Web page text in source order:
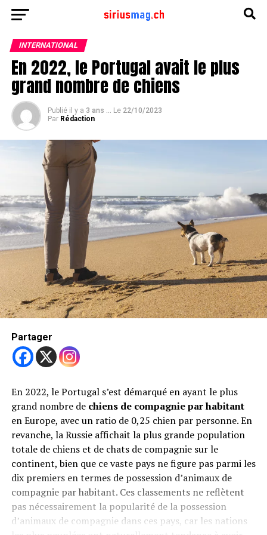
INTERNATIONAL
En 2022, le Portugal avait le plus
grand nombre de chiens
Publié il y a 3 ans ... Le 22/10/2023
Par Rédaction
Partager
En 2022, le Portugal s’est démarqué en ayant le plus
grand nombre de chiens de compagniepar habitant
en Europe, avec un ratio de 0,25 chien par personne. En
revanche, la Russie affichait la plus grande population
totale de chiens et de chats de compagnie sur le
continent, bien que ce vaste pays ne figure pas parmi les
dix premiers en termes de possession d’animaux de
compagnie par habitant. Ces classements ne reflètent
pas nécessairement la popularité de la possession
d’animaux de compagnie dans ces pays, car les nations